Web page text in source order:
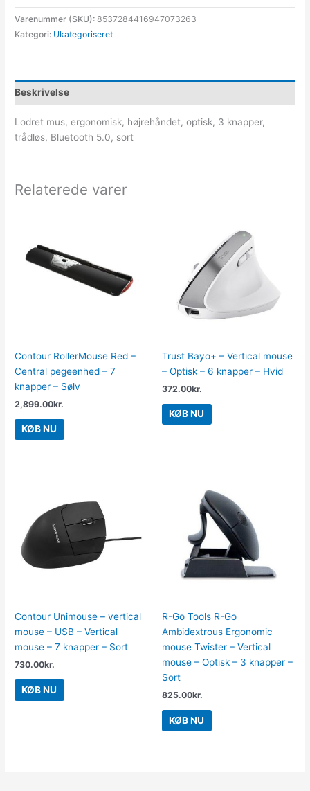
Varenummer (SKU):8537284416947073263
Kategori: Ukategoriseret
Beskrivelse
Lodret mus, ergonomisk, højrehåndet, optisk, 3 knapper,
trådløs, Bluetooth 5.0, sort
Relaterede varer
Contour RollerMouse Red –
Central pegeenhed – 7
knapper – Sølv
2,899.00kr.
KØB NU
Trust Bayo+ – Vertical mouse
– Optisk – 6 knapper – Hvid
372.00kr.
KØB NU
Contour Unimouse – vertical
mouse – USB – Vertical
mouse – 7 knapper – Sort
730.00kr.
KØB NU
R-Go Tools R-Go
Ambidextrous Ergonomic
mouse Twister – Vertical
mouse – Optisk – 3 knapper –
Sort
825.00kr.
KØB NU